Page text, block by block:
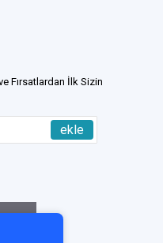
Fırsatlardan İlk Sizin
ekle